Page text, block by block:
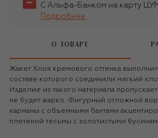
С Альфа-Банком на карту
Подробнее
О ТОВАРЕ
Жакет Хлоя кремового оттенка
составе которого соединили мягкий
Изделие из такого материала
не будет жарко. Фигурный отложной
карманы с объемными бантами
плетеной тесьмы с золотистыми